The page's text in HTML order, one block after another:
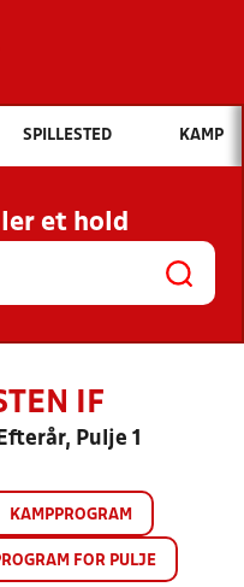
Hvad vil du søge efter?
OG NYHEDER
KLUBBER OG
SPILLESTED KAMP
et hold
IF
Pulje 1
KAMPPROGRAM
FOR PULJE